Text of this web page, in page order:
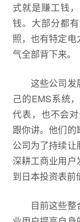
式就是赚工钱
钱。大部分都
照，也有特定
气全部背下来。
这些公司发
己的EMS系统
代表，也不会
跟你讲。他们
公司为了持续
深耕工商业用
到日本投资表前
目前这些整